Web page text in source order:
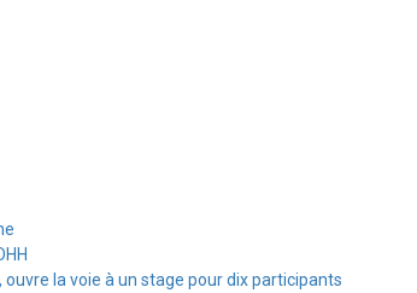
ouvre la voie à un stage pour dix participants